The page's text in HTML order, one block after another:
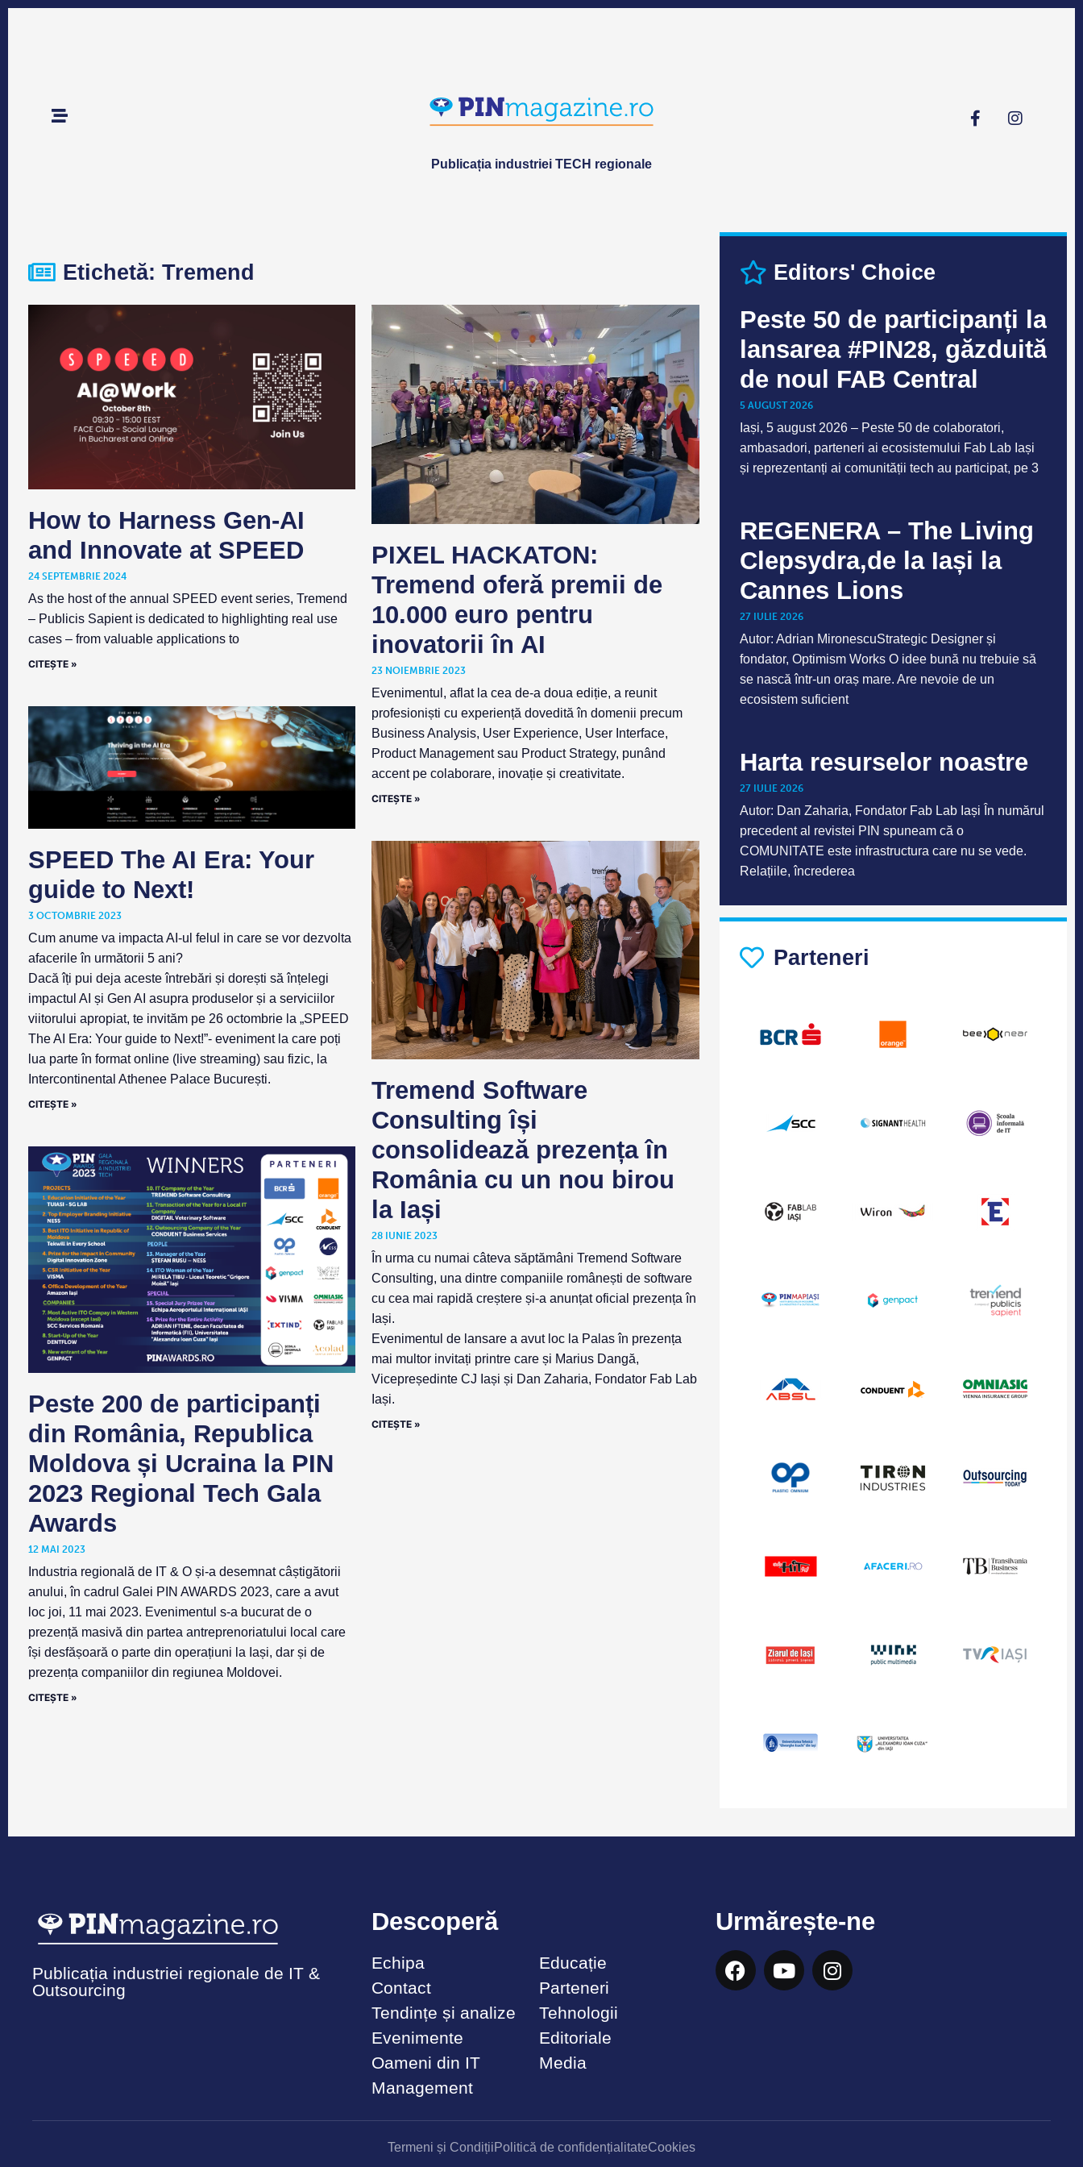
Publicația industriei TECH regionale
Etichetă: Tremend
How to Harness Gen-AI
and Innovate at SPEED
24 SEPTEMBRIE 2024
As the host of the annual SPEED event series, Tremend
– Publicis Sapient is dedicated to highlighting real use
cases – from valuable applications to
CITEȘTE »
PIXEL HACKATON:
Tremend oferă premii de
10.000 euro pentru
inovatorii în AI
23 NOIEMBRIE 2023
Evenimentul, aflat la cea de-a doua ediție, a reunit
profesioniști cu experiență dovedită în domenii precum
Business Analysis, User Experience, User Interface,
Product Management sau Product Strategy, punând
accent pe colaborare, inovație și creativitate.
CITEȘTE »
SPEED The AI Era: Your
guide to Next!
3 OCTOMBRIE 2023
Cum anume va impacta AI-ul felul in care se vor dezvolta
afacerile în următorii 5 ani?
Dacă îți pui deja aceste întrebări și dorești să înțelegi
impactul AI și Gen AI asupra produselor și a serviciilor
viitorului apropiat, te invităm pe 26 octombrie la „SPEED
The AI Era: Your guide to Next!”- eveniment la care poți
lua parte în format online (live streaming) sau fizic, la
Intercontinental Athenee Palace București.
CITEȘTE »
Tremend Software
Consulting își
consolidează prezența în
România cu un nou birou
la Iași
28 IUNIE 2023
În urma cu numai câteva săptămâni Tremend Software
Consulting, una dintre companiile românești de software
cu cea mai rapidă creștere și-a anunțat oficial prezența în
Iași.
Evenimentul de lansare a avut loc la Palas în prezența
mai multor invitați printre care și Marius Dangă,
Vicepreședinte CJ Iași și Dan Zaharia, Fondator Fab Lab
Iași.
CITEȘTE »
Peste 200 de participanți
din România, Republica
Moldova și Ucraina la PIN
2023 Regional Tech Gala
Awards
12 MAI 2023
Industria regională de IT & O și-a desemnat câștigătorii
anului, în cadrul Galei PIN AWARDS 2023, care a avut
loc joi, 11 mai 2023. Evenimentul s-a bucurat de o
prezență masivă din partea antreprenoriatului local care
își desfășoară o parte din operațiuni la Iași, dar și de
prezența companiilor din regiunea Moldovei.
CITEȘTE »
Editors' Choice
Peste 50 de participanți la
lansarea #PIN28, găzduită
de noul FAB Central
5 AUGUST 2026
Iași, 5 august 2026 – Peste 50 de colaboratori,
ambasadori, parteneri ai ecosistemului Fab Lab Iași
și reprezentanți ai comunității tech au participat, pe 3
REGENERA – The Living
Clepsydra,de la Iași la
Cannes Lions
27 IULIE 2026
Autor: Adrian MironescuStrategic Designer și
fondator, Optimism Works O idee bună nu trebuie să
se nască într-un oraș mare. Are nevoie de un
ecosistem suficient
Harta resurselor noastre
27 IULIE 2026
Autor: Dan Zaharia, Fondator Fab Lab Iași În numărul
precedent al revistei PIN spuneam că o
COMUNITATE este infrastructura care nu se vede.
Relațiile, încrederea
Parteneri
Publicația industriei regionale de IT &
Outsourcing
Descoperă
Echipa
Contact
Tendințe și analize
Evenimente
Oameni din IT
Management
Educație
Parteneri
Tehnologii
Editoriale
Media
Urmărește-ne
Termeni și CondițiiPolitică de confidențialitateCookies